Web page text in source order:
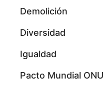
Demolición
Diversidad
Igualdad
Pacto Mundial ONU